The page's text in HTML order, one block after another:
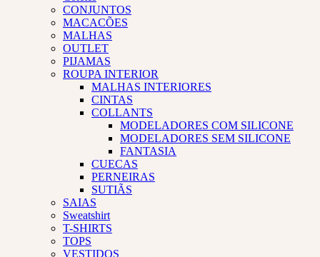
CONJUNTOS
MACACÕES
MALHAS
OUTLET
PIJAMAS
ROUPA INTERIOR
MALHAS INTERIORES
CINTAS
COLLANTS
MODELADORES COM SILICONE
MODELADORES SEM SILICONE
FANTASIA
CUECAS
PERNEIRAS
SUTIÃS
SAIAS
Sweatshirt
T-SHIRTS
TOPS
VESTIDOS